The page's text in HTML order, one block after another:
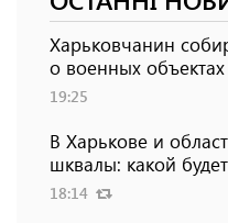
Харьковчанин
о военных
19:25
В Харькове и
шквалы: какой
18:14